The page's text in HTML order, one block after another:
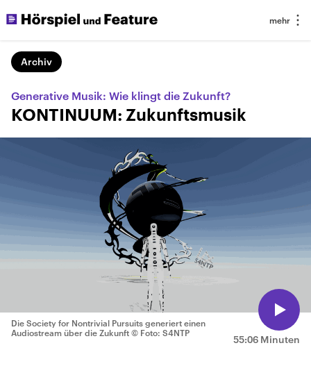
Archiv
Generative Musik: Wie klingt die Zukunft?
KONTINUUM: Zukunftsmusik
55:06 Minuten
Die Society for Nontrivial Pursuits generiert einen
Audiostream über die Zukunft © Foto: S4NTP